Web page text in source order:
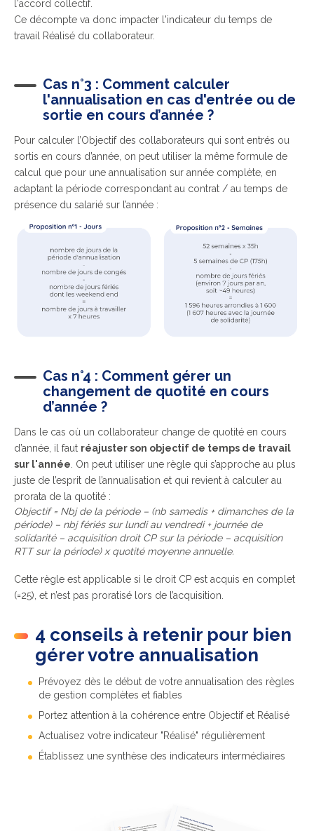
l'accord collectif.
Ce décompte va donc impacter l'indicateur du temps de
travail Réalisé du collaborateur.
Cas n°3 : Comment calculer
l'annualisation en cas d'entrée ou de
sortie en cours d’année ?
Pour calculer l’Objectif des collaborateurs qui sont entrés ou
sortis en cours d’année, on peut utiliser la même formule de
calcul que pour une annualisation sur année complète, en
adaptant la période correspondant au contrat / au temps de
présence du salarié sur l’année :
Cas n°4 : Comment gérer un
changement de quotité en cours
d’année ?
Dans le cas où un collaborateur change de quotité en cours
d’année, il faut réajuster son objectif de temps de travail
sur l'année. On peut utiliser une règle qui s’approche au plus
juste de l’esprit de l’annualisation et qui revient à calculer au
prorata de la quotité :
Objectif = Nbj de la période – (nb samedis + dimanches de la
période) – nbj fériés sur lundi au vendredi + journée de
solidarité – acquisition droit CP sur la période – acquisition
RTT sur la période) x quotité moyenne annuelle.
Cette règle est applicable si le droit CP est acquis en complet
(=25), et n’est pas proratisé lors de l’acquisition.
4 conseils à retenir pour bien
gérer votre annualisation
Prévoyez dès le début de votre annualisation des règles
de gestion complètes et fiables
Portez attention à la cohérence entre Objectif et Réalisé
Actualisez votre indicateur "Réalisé" régulièrement
Établissez une synthèse des indicateurs intermédiaires